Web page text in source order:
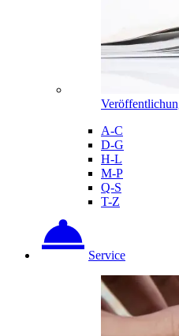
A-C
D-G
H-L
M-P
Q-S
T-Z
Service